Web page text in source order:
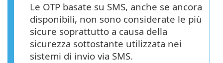
Le OTP basate su SMS, anche se ancora
disponibili, non sono considerate le più
sicure soprattutto a causa della
sicurezza sottostante utilizzata nei
sistemi di invio via SMS.